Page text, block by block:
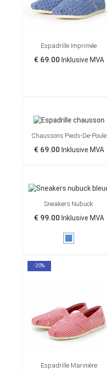
Espadrille Imprimée
€ 69.00 Inklusive MVA
Chaussons Pieds-De-Poule
€ 69.00 Inklusive MVA
Sneakers Nubuck
€ 99.00 Inklusive MVA
-20%
Espadrille Marinière